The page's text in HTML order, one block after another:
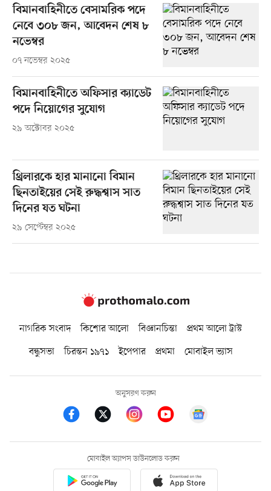
বিমানবাহিনীতে বেসামরিক পদে
নেবে ৩০৮ জন, আবেদন শেষ ৮
নভেম্বর
০৭ নভেম্বর ২০২৫
বিমানবাহিনীতে অফিসার ক্যাডেট
পদে নিয়োগের সুযোগ
২৯ অক্টোবর ২০২৫
থ্রিলারকে হার মানানো বিমান
ছিনতাইয়ের সেই রুদ্ধশ্বাস সাত
দিনের যত ঘটনা
২৯ সেপ্টেম্বর ২০২৫
নাগরিক সংবাদ কিশোর আলো বিজ্ঞানচিন্তা
প্রথম আলো ট্রাস্ট
বন্ধুসভা
চিরন্তন ১৯৭১ ইপেপার প্রথমা মোবাইল ভ্যাস
অনুসরণ করুন
মোবাইল অ্যাপস ডাউনলোড করুন